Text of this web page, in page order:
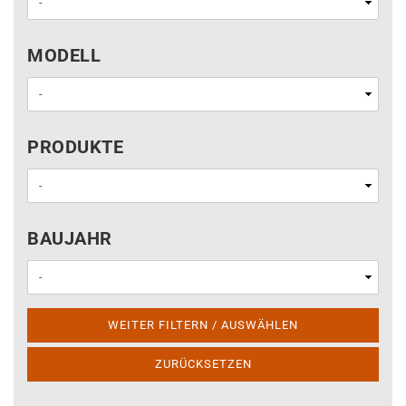
MODELL
MODELL
PRODUKTE
PRODUKTE
BAUJAHR
BAUJAHR
WEITER FILTERN / AUSWÄHLEN
ZURÜCKSETZEN